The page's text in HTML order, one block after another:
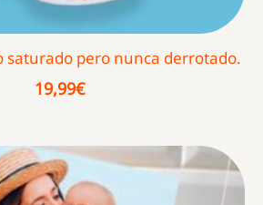
saturado pero nunca derrotado.
19,99€